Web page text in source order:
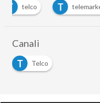
T
telco T
Canali
T
Telco